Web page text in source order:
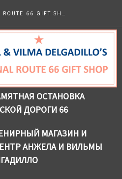
in Russian
ОСТАНОВКА
ДОРОГИ 66
МАГАЗИН И
АНЖЕЛА И ВИЛЬМЫ